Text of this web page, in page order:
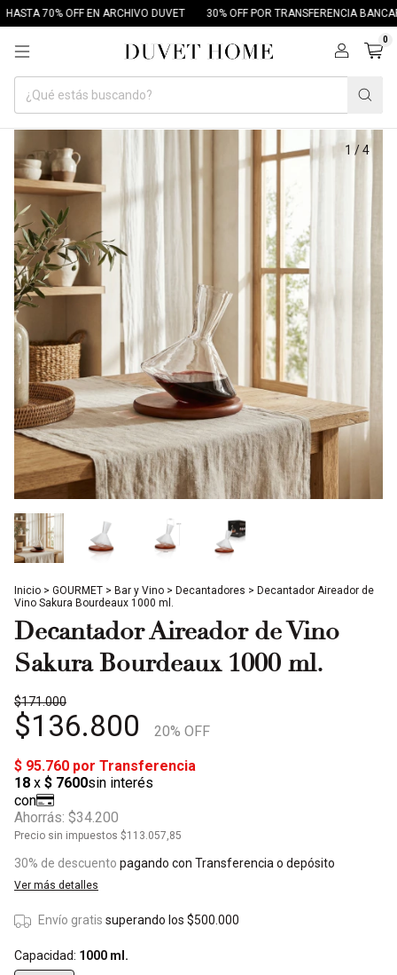
70% OFF EN ARCHIVO DUVET 30% OFF POR TRANSFERENCIA
0
1 /4
Inicio > GOURMET > Bar y Vino > Decantadores > Decantador Aireador de
Vino Sakura Bourdeaux 1000 ml.
Decantador Aireador de Vino
Sakura Bourdeaux 1000 ml.
$171.000
$136.800 20% OFF
Ahorrás: $34.200
Precio sin impuestos $113.057,85
30% de descuento pagando con Transferencia o depósito
Ver más detalles
Envío gratis superando los $500.000
Capacidad: 1000 ml.